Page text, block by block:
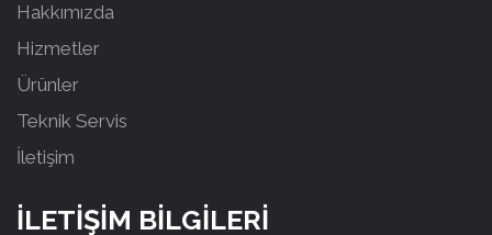
Hakkımızda
Hizmetler
Ürünler
Teknik Servis
İletişim
İLETİŞİM BİLGİLERİ